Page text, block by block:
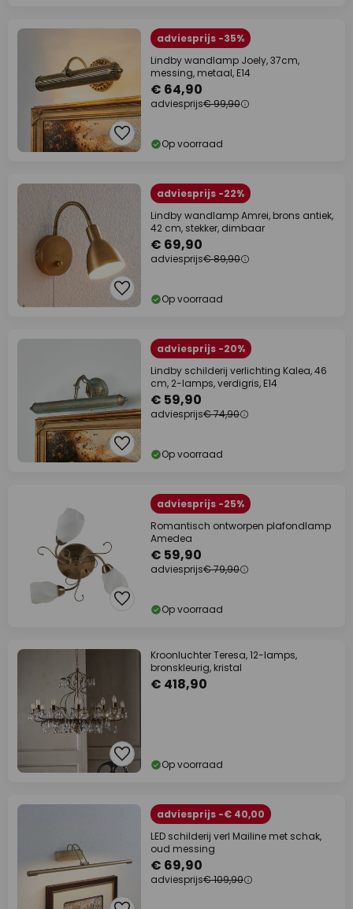
adviesprijs -35%
Lindby wandlamp Joely, 37cm,
messing, metaal, E14
€ 64,90
adviesprijs€ 99,90
Op voorraad
adviesprijs -22%
Lindby wandlamp Amrei, brons antiek,
42 cm, stekker, dimbaar
€ 69,90
adviesprijs€ 89,90
Op voorraad
adviesprijs -20%
Lindby schilderij verlichting Kalea, 46
cm, 2-lamps, verdigris, E14
€ 59,90
adviesprijs€ 74,90
Op voorraad
adviesprijs -25%
Romantisch ontworpen plafondlamp
Amedea
€ 59,90
adviesprijs€ 79,90
Op voorraad
Kroonluchter Teresa, 12-lamps,
bronskleurig, kristal
€ 418,90
Op voorraad
adviesprijs -€ 40,00
LED schilderij verl Mailine met schak,
oud messing
€ 69,90
adviesprijs€ 109,90